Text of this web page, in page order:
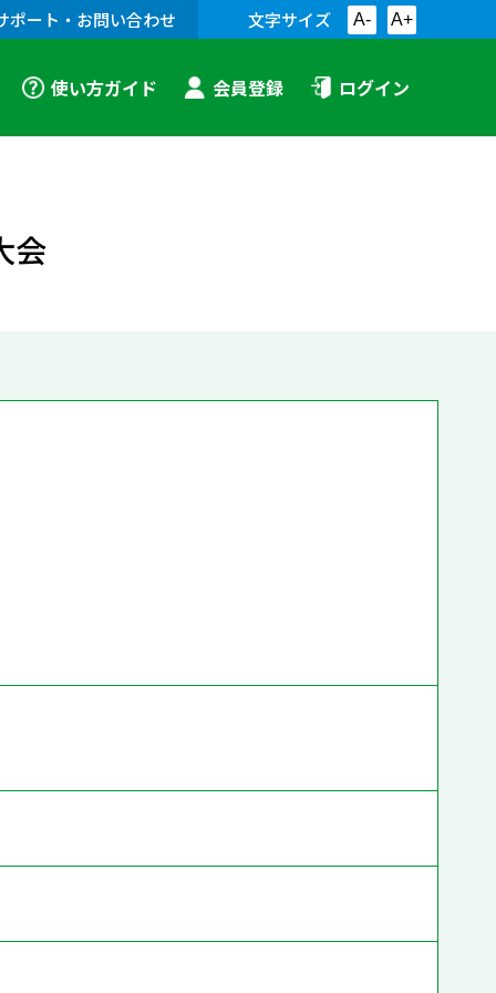
ポート・お問い合わせ 文字サイズ A- A+
使い方ガイド 会員登録 ログイン
会